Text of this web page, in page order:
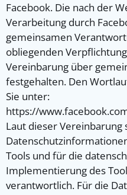
Facebook. Die nach der
Verarbeitung durch
gemeinsamen
obliegenden
Vereinbarung über
festgehalten. Den
Sie unter:
https://
Laut dieser
Tools und für die
Implementierung des
verantwortlich. Für die